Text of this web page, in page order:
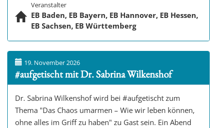
Veranstalter
EB Baden, EB Bayern, EB Hannover, EB Hessen,
EB Sachsen, EB Württemberg
19. November 2026
#aufgetischt mit Dr. Sabrina Wilkenshof
Dr. Sabrina Wilkenshof wird bei #aufgetischt zum
Thema "Das Chaos umarmen – Wie wir leben können,
ohne alles im Griff zu haben" zu Gast sein. Ein Abend